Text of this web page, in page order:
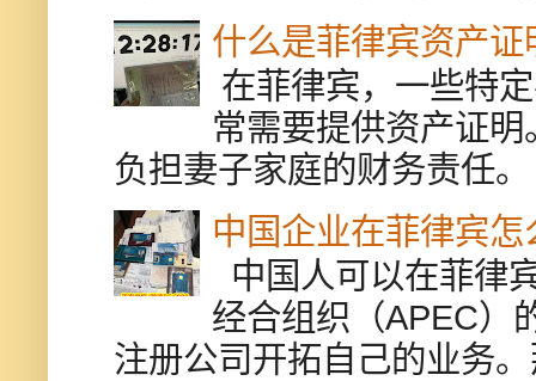
什么是菲律宾资产证
在菲律宾，一些特
常需要提供资产证
负担妻子家庭的财务责任
中国企业在菲律宾怎
中国人可以在菲律
经合组织（APEC）
注册公司开拓自己的业务